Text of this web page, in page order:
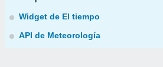
Widget de El tiempo
API de Meteorología